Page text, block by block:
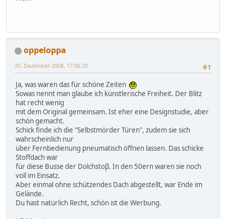
oppeloppa
#1
25. Dezember 2008, 17:06:20
Ja, was waren das für schöne Zeiten
Sowas nennt man glaube ich künstlerische Freiheit. Der Blitz
hat recht wenig
mit dem Original gemeinsam. Ist eher eine Designstudie, aber
schön gemacht.
Schick finde ich die "Selbstmörder Türen", zudem sie sich
wahrscheinlich nur
über Fernbedienung pneumatisch öffnen lassen. Das schicke
Stoffdach war
für diese Busse der Dolchstoβ. In den 50ern waren sie noch
voll im Einsatz.
Aber einmal ohne schützendes Dach abgestellt, war Ende im
Gelände.
Du hast natürlich Recht, schön ist die Werbung.